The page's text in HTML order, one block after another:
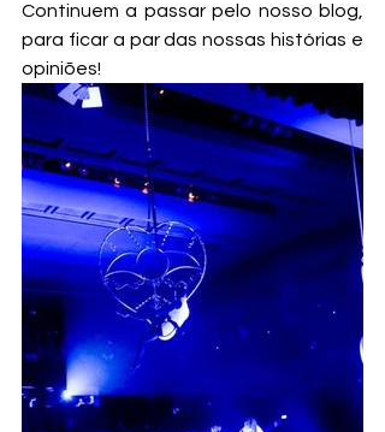
Continuem a passar pelo nosso blog,
para ficar a par das nossas histórias e
opiniões!